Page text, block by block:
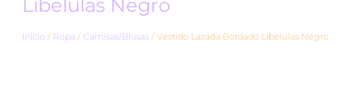
Libelulas Negro
Inicio / Ropa / Camisas/Blusas / Vestido Lazada Bordado Libelulas Negro